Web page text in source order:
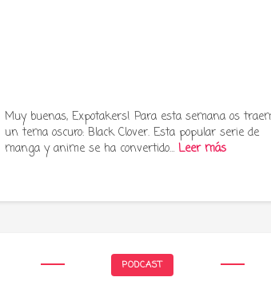
Muy buenas, Expotakers! Para esta semana os
un tema oscuro: Black Clover. Esta popular serie de
manga y anime se ha convertido…Leer más
PODCAST